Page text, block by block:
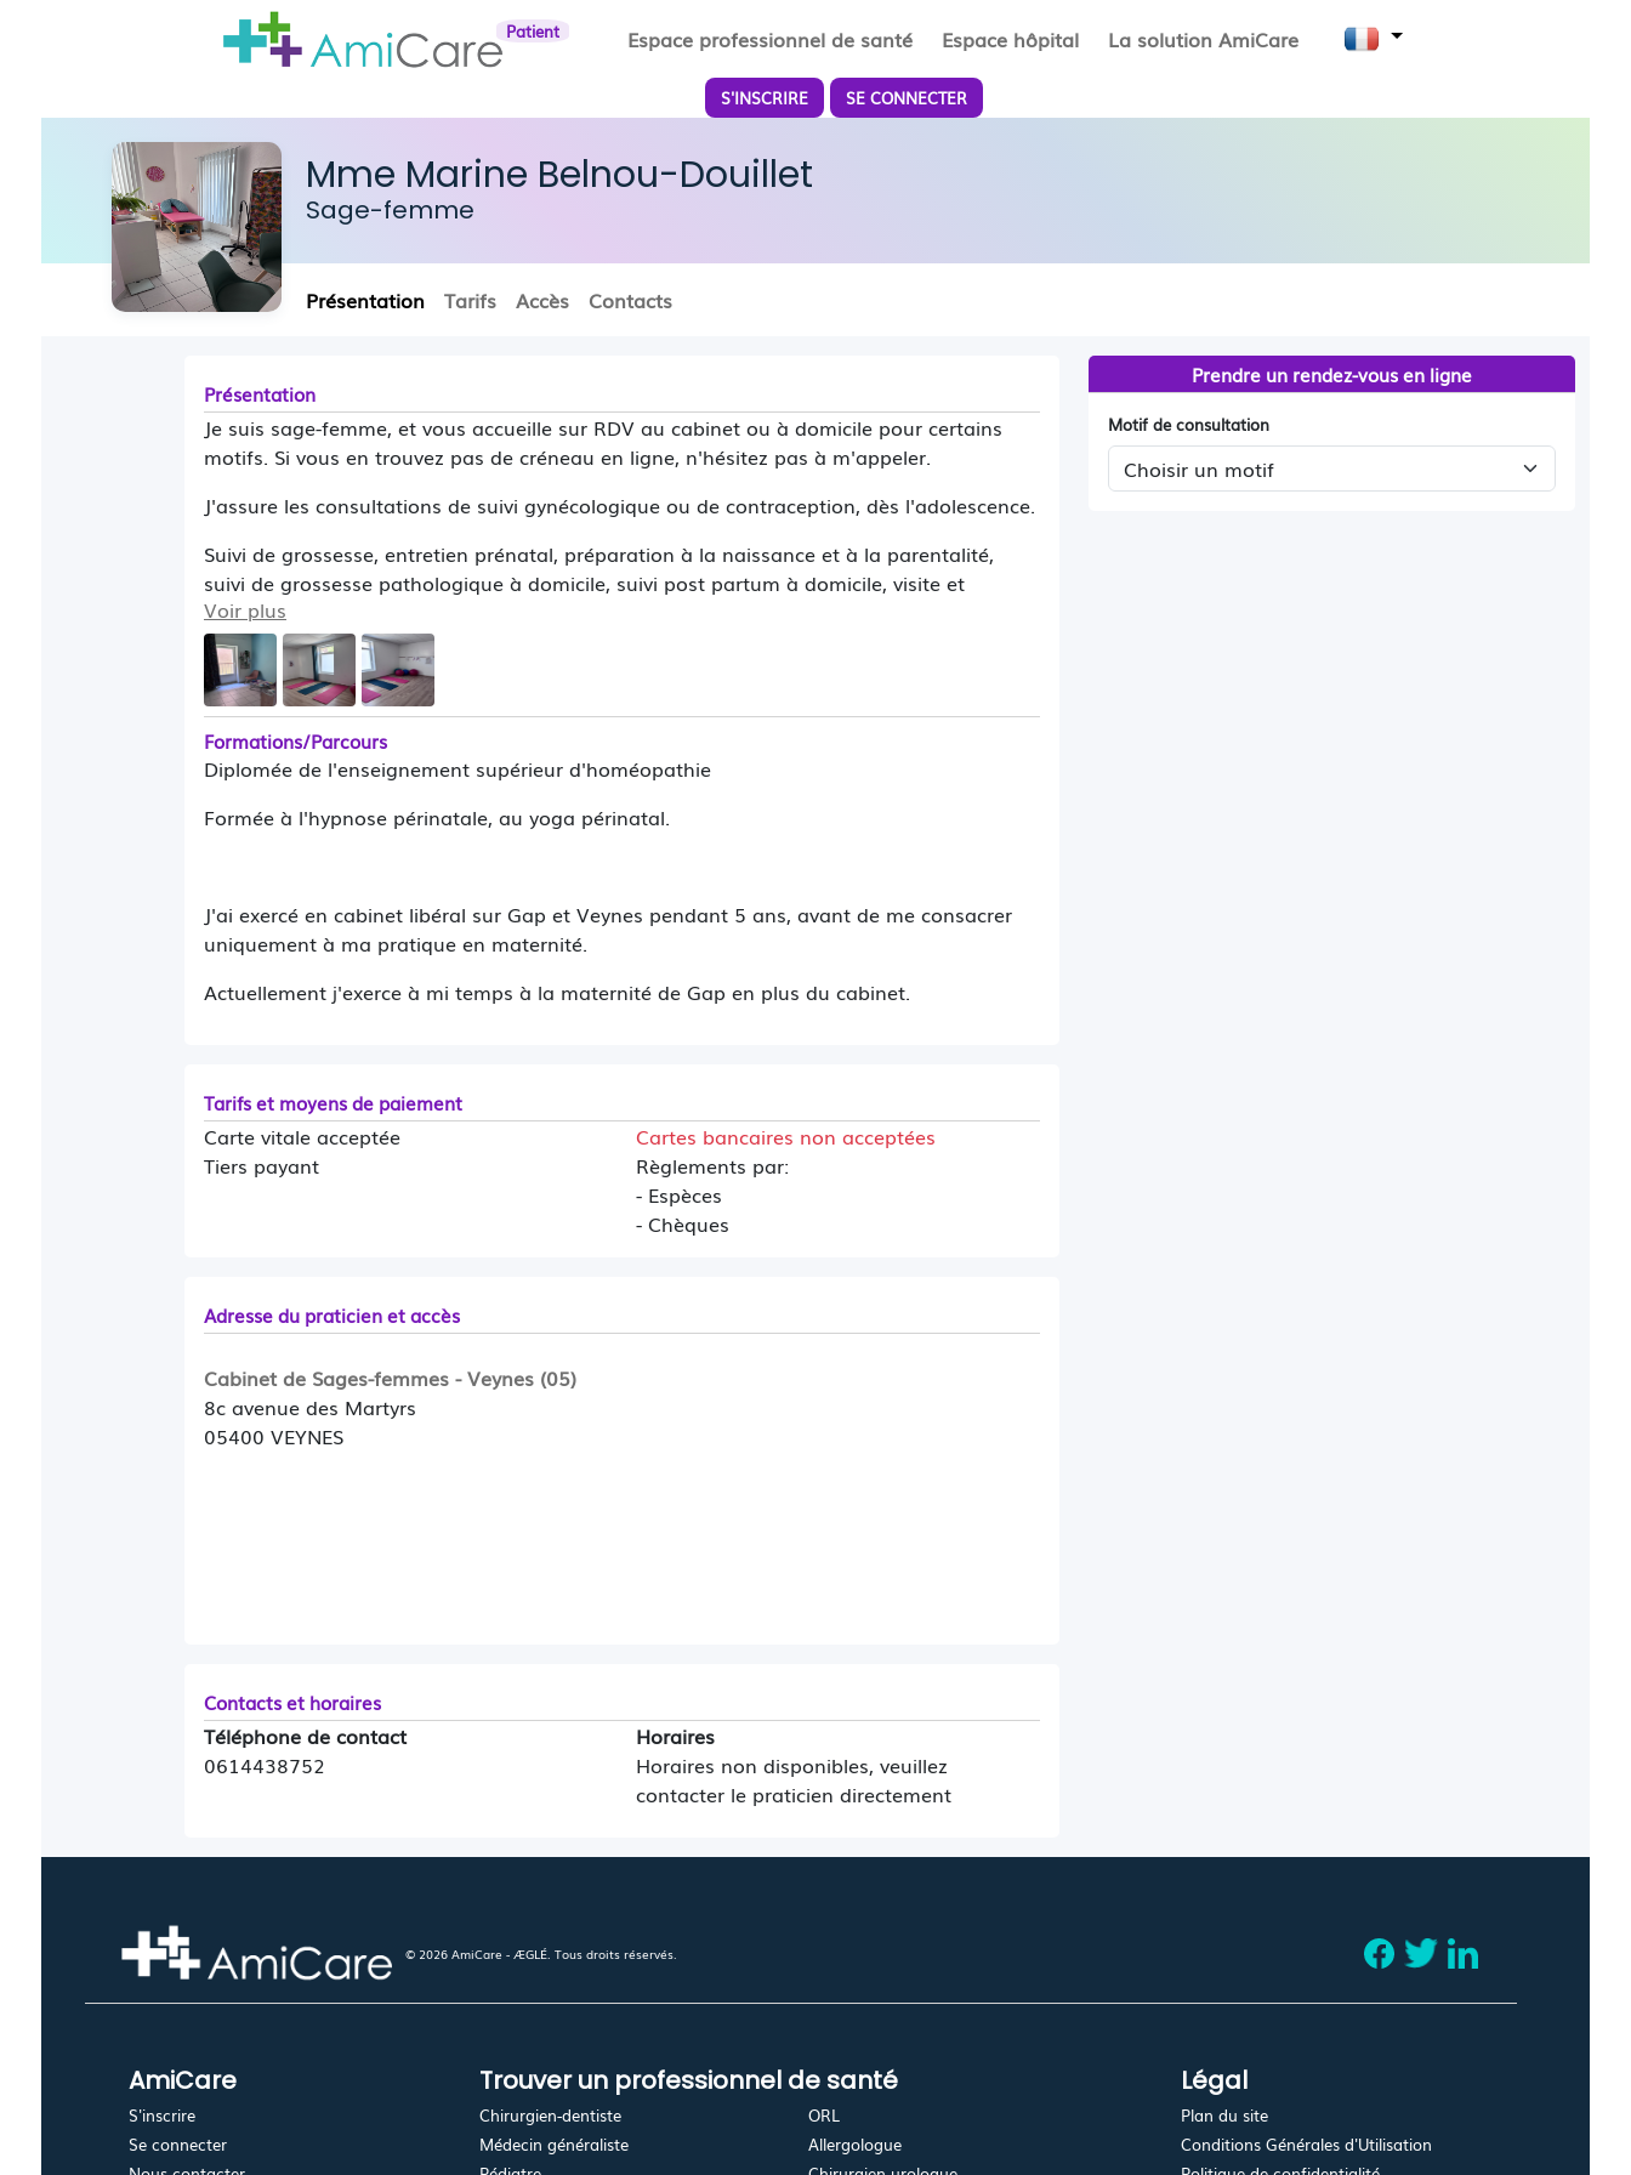
Patient Espace professionnel de santé Espace hôpital La solution AmiCare
S'INSCRIRE SE CONNECTER
Mme Marine Belnou-Douillet
Sage-femme
Présentation Tarifs Accès Contacts
Présentation
Je suis sage-femme, et vous accueille sur RDV au cabinet ou à domicile pour certains
motifs. Si vous en trouvez pas de créneau en ligne, n'hésitez pas à m'appeler.
J'assure les consultations de suivi gynécologique ou de contraception, dès l'adolescence.
Suivi de grossesse, entretien prénatal, préparation à la naissance et à la parentalité,
suivi de grossesse pathologique à domicile, suivi post partum à domicile, visite et
entretien postnatal, réeducation du périnée, consultation d'allaitement.
Voir plus
Formations/Parcours
Diplomée de l'enseignement supérieur d'homéopathie
Formée à l'hypnose périnatale, au yoga périnatal.
J'ai exercé en cabinet libéral sur Gap et Veynes pendant 5 ans, avant de me consacrer
uniquement à ma pratique en maternité.
Actuellement j'exerce à mi temps à la maternité de Gap en plus du cabinet.
Tarifs et moyens de paiement
Carte vitale acceptée
Tiers payant
Cartes bancaires non acceptées
Règlements par:
- Espèces
- Chèques
Adresse du praticien et accès
Cabinet de Sages-femmes - Veynes (05)
8c avenue des Martyrs
05400 VEYNES
Contacts et horaires
Téléphone de contact
0614438752
Horaires
Horaires non disponibles, veuillez
contacter le praticien directement
Prendre un rendez-vous en ligne
Motif de consultation
© 2026 AmiCare - ÆGLÉ. Tous droits réservés.
AmiCare
S'inscrire
Se connecter
Trouver un professionnel de santé
Chirurgien-dentiste
Médecin généraliste
ORL
Allergologue
Légal
Plan du site
Conditions Générales d'Utilisation